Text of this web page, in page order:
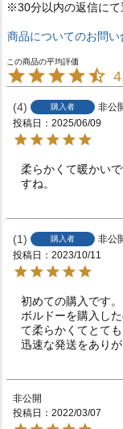
※30分以内の返信にて
商品についてのお問い
4 購入者
非公
投稿日
2025/06/09
柔らかくて暖かい
すね。
1 購入者
非公
投稿日
2023/10/11
初めての購入です。
ボルドーを購入し
て柔らかくてとても
非公開
投稿日
2022/03/07